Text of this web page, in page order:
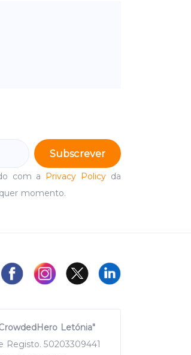
Subscrever
com a Privacy Policy da
momento.
Letónia"
Registo. 50203309441